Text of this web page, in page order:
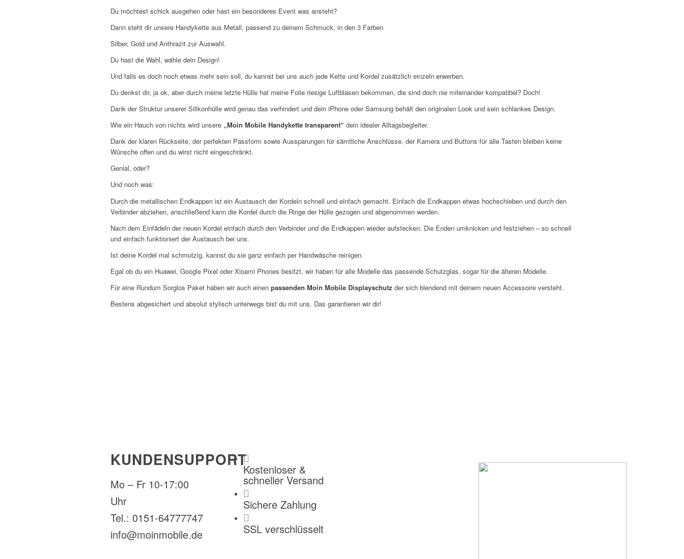
Du möchtest schick ausgehen oder hast ein besonderes Event was ansteht?
Dann steht dir unsere Handykette aus Metall, passend zu deinem Schmuck, in den 3 Farben
Silber, Gold und Anthrazit zur Auswahl.
Du hast die Wahl, wähle dein Design!
Und falls es doch noch etwas mehr sein soll, du kannst bei uns auch jede Kette und Kordel zusätzlich einzeln erwerben.
Du denkst dir, ja ok, aber durch meine letzte Hülle hat meine Folie riesige Luftblasen bekommen, die sind doch nie miteinander kompatibel? Doch!
Dank der Struktur unserer Silikonhülle wird genau das verhindert und dein iPhone oder Samsung behält den originalen Look und sein schlankes Design.
Wie ein Hauch von nichts wird unsere „Moin Mobile Handykette transparent“ dein idealer Alltagsbegleiter.
Dank der klaren Rückseite, der perfekten Passform sowie Aussparungen für sämtliche Anschlüsse, der Kamera und Buttons für alle Tasten bleiben keine
Wünsche offen und du wirst nicht eingeschränkt.
Genial, oder?
Und noch was:
Durch die metallischen Endkappen ist ein Austausch der Kordeln schnell und einfach gemacht. Einfach die Endkappen etwas hochschieben und durch den
Verbinder abziehen, anschließend kann die Kordel durch die Ringe der Hülle gezogen und abgenommen werden.
Nach dem Einfädeln der neuen Kordel einfach durch den Verbinder und die Endkappen wieder aufstecken. Die Enden umknicken und festziehen – so schnell
und einfach funktioniert der Austausch bei uns.
Ist deine Kordel mal schmutzig, kannst du sie ganz einfach per Handwäsche reinigen.
Egal ob du ein Huawei, Google Pixel oder Xioami Phones besitzt, wir haben für alle Modelle das passende Schutzglas, sogar für die älteren Modelle.
Für eine Rundum Sorglos Paket haben wir auch einen passenden Moin Mobile Displayschutz der sich blendend mit deinem neuen Accessoire versteht.
Bestens abgesichert und absolut stylisch unterwegs bist du mit uns. Das garantieren wir dir!
KUNDENSUPPORT
Mo – Fr 10-17:00
Uhr
Tel.: 0151-64777747
info@moinmobile.de
Kostenloser &
schneller Versand
Sichere Zahlung
SSL verschlüsselt